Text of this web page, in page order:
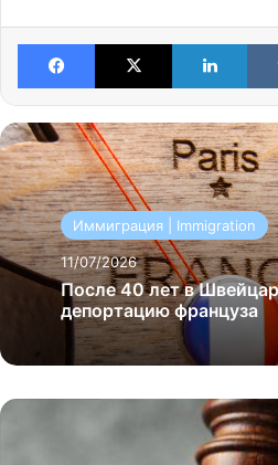
Facebook X
Иммиграция | Immigration
11/07/2026
После 40 лет в
депортацию француза